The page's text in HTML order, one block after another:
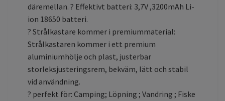
däremellan. ? Effektivt batteri: 3,7V ,3200mAh Li-
ion 18650 batteri.
? Strålkastare kommer i premiummaterial:
Strålkastaren kommer i ett premium
aluminiumhölje och plast, justerbar
storleksjusteringsrem, bekväm, lätt och stabil
vid användning.
? perfekt för: Camping; Löpning ; Vandring ; Fiske